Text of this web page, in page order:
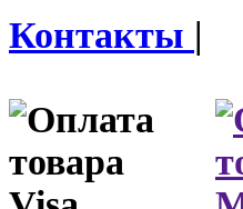
Контакты |